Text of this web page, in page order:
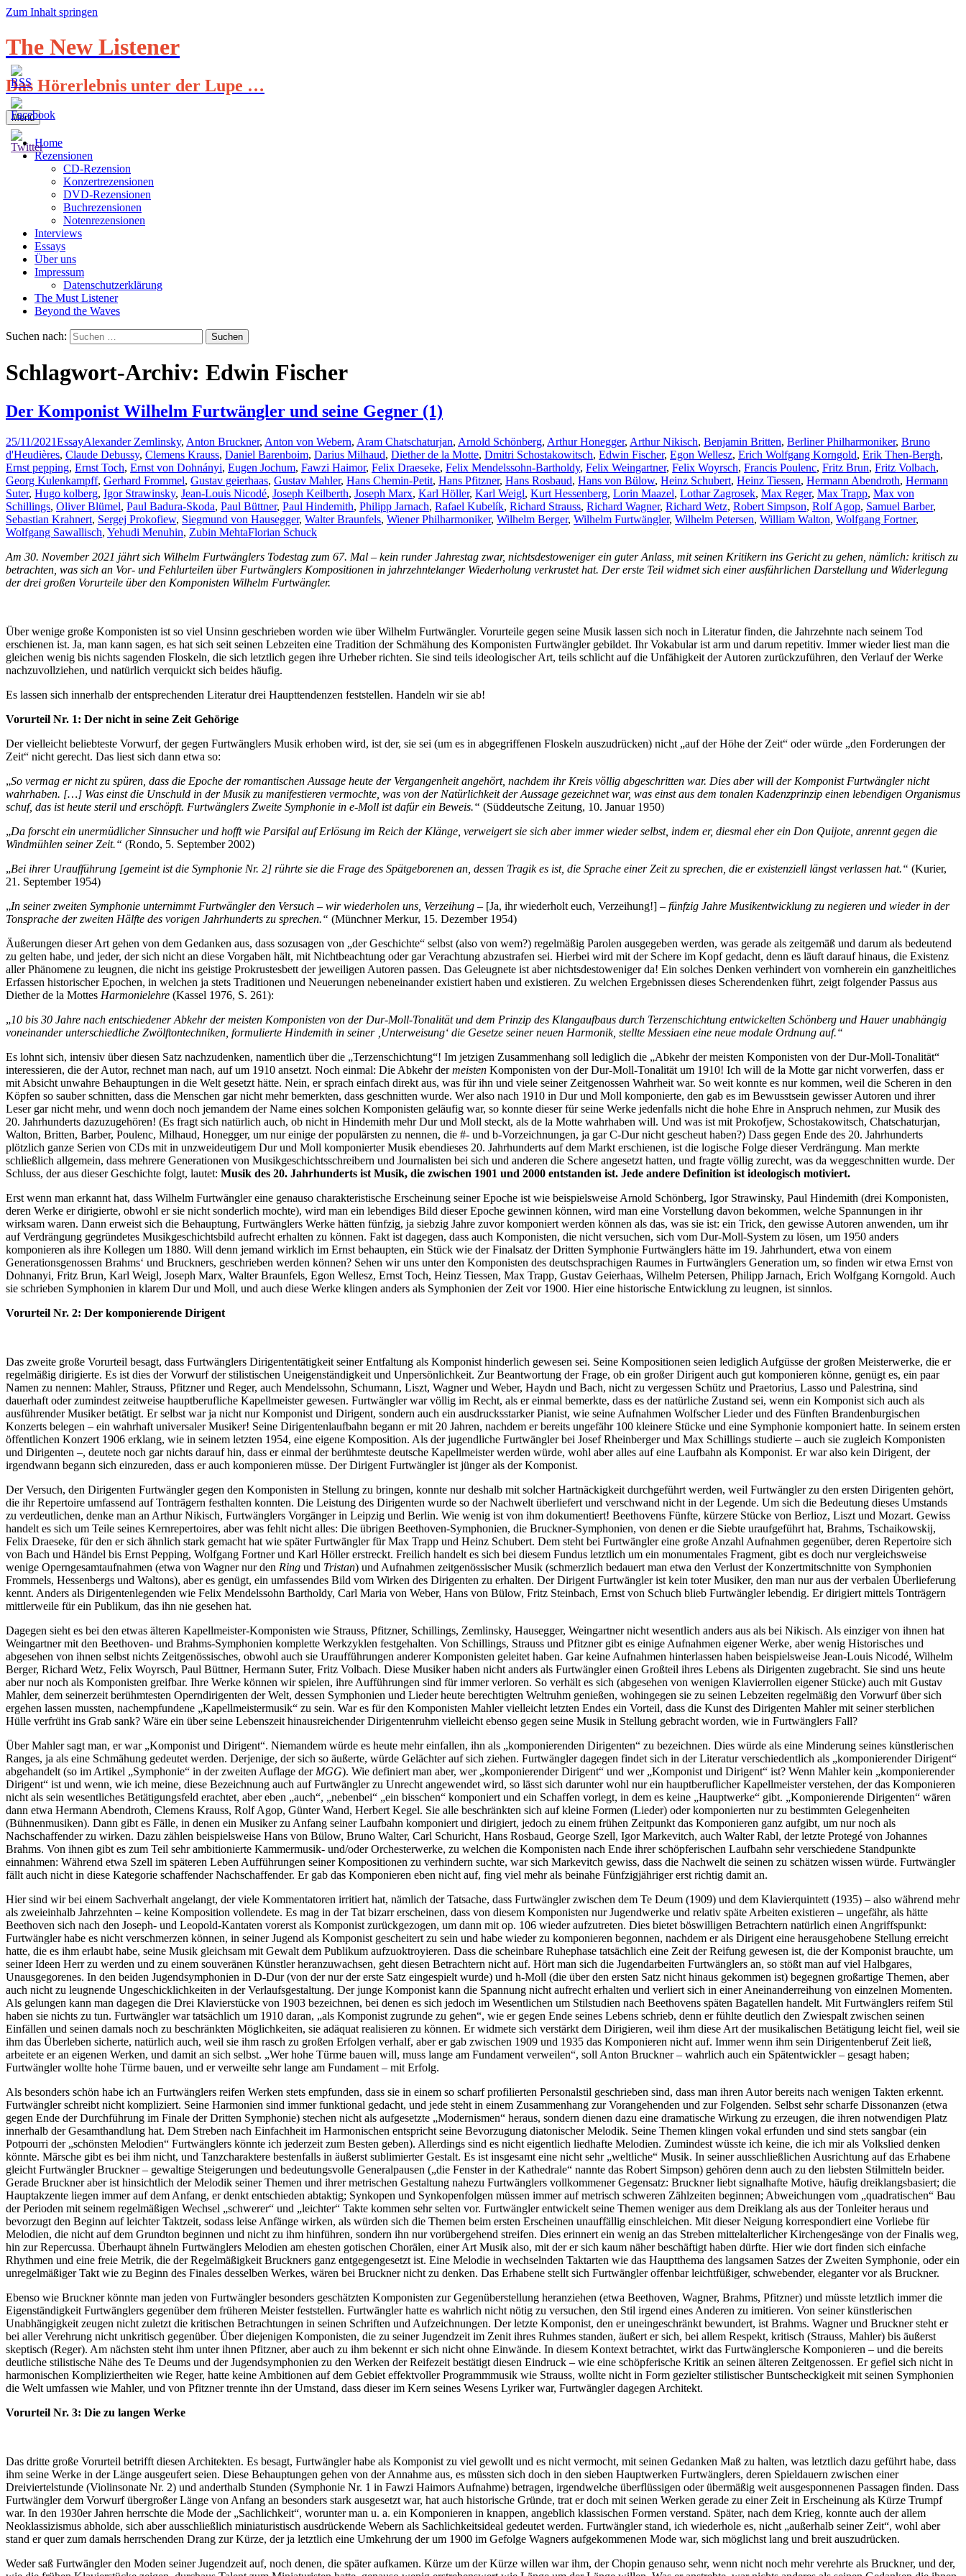
Zum Inhalt springen
The New Listener
Das Hörerlebnis unter der Lupe …
Menü
Home
Rezensionen
CD-Rezension
Konzertrezensionen
DVD-Rezensionen
Buchrezensionen
Notenrezensionen
Interviews
Essays
Über uns
Impressum
Datenschutzerklärung
The Must Listener
Beyond the Waves
Suchen nach:
Schlagwort-Archiv: Edwin Fischer
Der Komponist Wilhelm Furtwängler und seine Gegner (1)
25/11/2021EssayAlexander Zemlinsky, Anton Bruckner, Anton von Webern, Aram Chatschaturjan, Arnold Schönberg, Arthur Honegger, Arthur Nikisch, Benjamin Britten, Berliner Philharmoniker, Bruno
d'Heudières, Claude Debussy, Clemens Krauss, Daniel Barenboim, Darius Milhaud, Diether de la Motte, Dmitri Schostakowitsch, Edwin Fischer, Egon Wellesz, Erich Wolfgang Korngold, Erik Then-Bergh,
Ernst pepping, Ernst Toch, Ernst von Dohnányi, Eugen Jochum, Fawzi Haimor, Felix Draeseke, Felix Mendelssohn-Bartholdy, Felix Weingartner, Felix Woyrsch, Francis Poulenc, Fritz Brun, Fritz Volbach,
Georg Kulenkampff, Gerhard Frommel, Gustav geierhaas, Gustav Mahler, Hans Chemin-Petit, Hans Pfitzner, Hans Rosbaud, Hans von Bülow, Heinz Schubert, Heinz Tiessen, Hermann Abendroth, Hermann
Suter, Hugo kolberg, Igor Strawinsky, Jean-Louis Nicodé, Joseph Keilberth, Joseph Marx, Karl Höller, Karl Weigl, Kurt Hessenberg, Lorin Maazel, Lothar Zagrosek, Max Reger, Max Trapp, Max von
Schillings, Oliver Blümel, Paul Badura-Skoda, Paul Büttner, Paul Hindemith, Philipp Jarnach, Rafael Kubelík, Richard Strauss, Richard Wagner, Richard Wetz, Robert Simpson, Rolf Agop, Samuel Barber,
Sebastian Krahnert, Sergej Prokofiew, Siegmund von Hausegger, Walter Braunfels, Wiener Philharmoniker, Wilhelm Berger, Wilhelm Furtwängler, Wilhelm Petersen, William Walton, Wolfgang Fortner,
Wolfgang Sawallisch, Yehudi Menuhin, Zubin MehtaFlorian Schuck
Am 30. November 2021 jährt sich Wilhelm Furtwänglers Todestag zum 67. Mal – kein runder Jahrestag zwar, nichtsdestoweniger ein guter Anlass, mit seinen Kritikern ins Gericht zu gehen, nämlich: kritisch zu
betrachten, was sich an Vor- und Fehlurteilen über Furtwänglers Kompositionen in jahrzehntelanger Wiederholung verkrustet hat. Der erste Teil widmet sich einer ausführlichen Darstellung und Widerlegung
der drei großen Vorurteile über den Komponisten Wilhelm Furtwängler.
Über wenige große Komponisten ist so viel Unsinn geschrieben worden wie über Wilhelm Furtwängler. Vorurteile gegen seine Musik lassen sich noch in Literatur finden, die Jahrzehnte nach seinem Tod
erschienen ist. Ja, man kann sagen, es hat sich seit seinen Lebzeiten eine Tradition der Schmähung des Komponisten Furtwängler gebildet. Ihr Vokabular ist arm und darum repetitiv. Immer wieder liest man die
gleichen wenig bis nichts sagenden Floskeln, die sich letztlich gegen ihre Urheber richten. Sie sind teils ideologischer Art, teils schlicht auf die Unfähigkeit der Autoren zurückzuführen, den Verlauf der Werke
nachzuvollziehen, und natürlich verquickt sich beides häufig.
Es lassen sich innerhalb der entsprechenden Literatur drei Haupttendenzen feststellen. Handeln wir sie ab!
Vorurteil Nr. 1: Der nicht in seine Zeit Gehörige
Der vielleicht beliebteste Vorwurf, der gegen Furtwänglers Musik erhoben wird, ist der, sie sei (um es in abgegriffenen Floskeln auszudrücken) nicht „auf der Höhe der Zeit“ oder würde „den Forderungen der
Zeit“ nicht gerecht. Das liest sich dann etwa so:
„So vermag er nicht zu spüren, dass die Epoche der romantischen Aussage heute der Vergangenheit angehört, nachdem ihr Kreis völlig abgeschritten war. Dies aber will der Komponist Furtwängler nicht
wahrhaben. […] Was einst die Unschuld in der Musik zu manifestieren vermochte, was von der Natürlichkeit der Aussage gezeichnet war, was einst aus dem tonalen Kadenzprinzip einen lebendigen Organismus
schuf, das ist heute steril und erschöpft. Furtwänglers Zweite Symphonie in e-Moll ist dafür ein Beweis.“ (Süddeutsche Zeitung, 10. Januar 1950)
„Da forscht ein unermüdlicher Sinnsucher und hofft wie Parsifal auf Erlösung im Reich der Klänge, verweigert sie sich aber immer wieder selbst, indem er, diesmal eher ein Don Quijote, anrennt gegen die
Windmühlen seiner Zeit.“ (Rondo, 5. September 2002)
„Bei ihrer Uraufführung [gemeint ist die Symphonie Nr. 2] rührte sie die Frage des Spätgeborenen an, dessen Tragik es ist, die Sprache einer Zeit zu sprechen, die er existenziell längst verlassen hat.“ (Kurier,
21. September 1954)
„In seiner zweiten Symphonie unternimmt Furtwängler den Versuch – wir wiederholen uns, Verzeihung – [Ja, ihr wiederholt euch, Verzeihung!] – fünfzig Jahre Musikentwicklung zu negieren und wieder in der
Tonsprache der zweiten Hälfte des vorigen Jahrhunderts zu sprechen.“ (Münchner Merkur, 15. Dezember 1954)
Äußerungen dieser Art gehen von dem Gedanken aus, dass sozusagen von „der Geschichte“ selbst (also von wem?) regelmäßig Parolen ausgegeben werden, was gerade als zeitgemäß und darum als bedeutend
zu gelten habe, und jeder, der sich nicht an diese Vorgaben hält, mit Nichtbeachtung oder gar Verachtung abzustrafen sei. Hierbei wird mit der Schere im Kopf gedacht, denn es läuft darauf hinaus, die Existenz
aller Phänomene zu leugnen, die nicht ins geistige Prokrustesbett der jeweiligen Autoren passen. Das Geleugnete ist aber nichtsdestoweniger da! Ein solches Denken verhindert von vornherein ein ganzheitliches
Erfassen historischer Epochen, in welchen ja stets Traditionen und Neuerungen nebeneinander existiert haben und existieren. Zu welchen Ergebnissen dieses Scherendenken führt, zeigt folgender Passus aus
Diether de la Mottes Harmonielehre (Kassel 1976, S. 261):
„10 bis 30 Jahre nach entschiedener Abkehr der meisten Komponisten von der Dur-Moll-Tonalität und dem Prinzip des Klangaufbaus durch Terzenschichtung entwickelten Schönberg und Hauer unabhängig
voneinander unterschiedliche Zwölftontechniken, formulierte Hindemith in seiner ‚Unterweisung‘ die Gesetze seiner neuen Harmonik, stellte Messiaen eine neue modale Ordnung auf.“
Es lohnt sich, intensiv über diesen Satz nachzudenken, namentlich über die „Terzenschichtung“! Im jetzigen Zusammenhang soll lediglich die „Abkehr der meisten Komponisten von der Dur-Moll-Tonalität“
interessieren, die der Autor, rechnet man nach, auf um 1910 ansetzt. Noch einmal: Die Abkehr dermeisten Komponisten von der Dur-Moll-Tonalität um 1910! Ich will de la Motte gar nicht vorwerfen, dass er
mit Absicht unwahre Behauptungen in die Welt gesetzt hätte. Nein, er sprach einfach direkt aus, was für ihn und viele seiner Zeitgenossen Wahrheit war. So weit konnte es nur kommen, weil die Scheren in den
Köpfen so sauber schnitten, dass die Menschen gar nicht mehr bemerkten, dass geschnitten wurde. Wer also nach 1910 in Dur und Moll komponierte, den gab es im Bewusstsein gewisser Autoren und ihrer
Leser gar nicht mehr, und wenn doch noch jemandem der Name eines solchen Komponisten geläufig war, so konnte dieser für seine Werke jedenfalls nicht die hohe Ehre in Anspruch nehmen, zur Musik des
20. Jahrhunderts dazuzugehören! (Es fragt sich natürlich auch, ob nicht in Hindemith mehr Dur und Moll steckt, als de la Motte wahrhaben will. Und was ist mit Prokofjew, Schostakowitsch, Chatschaturjan,
Walton, Britten, Barber, Poulenc, Milhaud, Honegger, um nur einige der populärsten zu nennen, die #- und b-Vorzeichnungen, ja gar C-Dur nicht gescheut haben?) Dass gegen Ende des 20. Jahrhunderts
plötzlich ganze Serien von CDs mit in unzweideutigem Dur und Moll komponierter Musik ebendieses 20. Jahrhunderts auf dem Markt erschienen, ist die logische Folge dieser Verdrängung. Man merkte
schließlich allgemein, dass mehrere Generationen von Musikgeschichtsschreibern und Journalisten bei sich und anderen die Schere angesetzt hatten, und fragte völlig zurecht, was da weggeschnitten wurde. Der
Schluss, der aus dieser Geschichte folgt, lautet: Musik des 20. Jahrhunderts ist Musik, die zwischen 1901 und 2000 entstanden ist. Jede andere Definition ist ideologisch motiviert.
Erst wenn man erkannt hat, dass Wilhelm Furtwängler eine genauso charakteristische Erscheinung seiner Epoche ist wie beispielsweise Arnold Schönberg, Igor Strawinsky, Paul Hindemith (drei Komponisten,
deren Werke er dirigierte, obwohl er sie nicht sonderlich mochte), wird man ein lebendiges Bild dieser Epoche gewinnen können, wird man eine Vorstellung davon bekommen, welche Spannungen in ihr
wirksam waren. Dann erweist sich die Behauptung, Furtwänglers Werke hätten fünfzig, ja siebzig Jahre zuvor komponiert werden können als das, was sie ist: ein Trick, den gewisse Autoren anwenden, um ihr
auf Verdrängung gegründetes Musikgeschichtsbild aufrecht erhalten zu können. Fakt ist dagegen, dass auch Komponisten, die nicht versuchen, sich vom Dur-Moll-System zu lösen, um 1950 anders
komponieren als ihre Kollegen um 1880. Will denn jemand wirklich im Ernst behaupten, ein Stück wie der Finalsatz der Dritten Symphonie Furtwänglers hätte im 19. Jahrhundert, etwa von einem
Generationsgenossen Brahms‘ und Bruckners, geschrieben werden können? Sehen wir uns unter den Komponisten des deutschsprachigen Raumes in Furtwänglers Generation um, so finden wir etwa Ernst von
Dohnanyi, Fritz Brun, Karl Weigl, Joseph Marx, Walter Braunfels, Egon Wellesz, Ernst Toch, Heinz Tiessen, Max Trapp, Gustav Geierhaas, Wilhelm Petersen, Philipp Jarnach, Erich Wolfgang Korngold. Auch
sie schrieben Symphonien in klarem Dur und Moll, und auch diese Werke klingen anders als Symphonien der Zeit vor 1900. Hier eine historische Entwicklung zu leugnen, ist sinnlos.
Vorurteil Nr. 2: Der komponierende Dirigent
Das zweite große Vorurteil besagt, dass Furtwänglers Dirigententätigkeit seiner Entfaltung als Komponist hinderlich gewesen sei. Seine Kompositionen seien lediglich Aufgüsse der großen Meisterwerke, die er
regelmäßig dirigierte. Es ist dies der Vorwurf der stilistischen Uneigenständigkeit und Unpersönlichkeit. Zur Beantwortung der Frage, ob ein großer Dirigent auch gut komponieren könne, genügt es, ein paar
Namen zu nennen: Mahler, Strauss, Pfitzner und Reger, auch Mendelssohn, Schumann, Liszt, Wagner und Weber, Haydn und Bach, nicht zu vergessen Schütz und Praetorius, Lasso und Palestrina, sind
dauerhaft oder zumindest zeitweise hauptberufliche Kapellmeister gewesen. Furtwängler war völlig im Recht, als er einmal bemerkte, dass es der natürliche Zustand sei, wenn ein Komponist sich auch als
ausführender Musiker betätigt. Er selbst war ja nicht nur Komponist und Dirigent, sondern auch ein ausdrucksstarker Pianist, wie seine Aufnahmen Wolfscher Lieder und des Fünften Brandenburgischen
Konzerts belegen – ein wahrhaft universaler Musiker! Seine Dirigentenlaufbahn begann er mit 20 Jahren, nachdem er bereits ungefähr 100 kleinere Stücke und eine Symphonie komponiert hatte. In seinem ersten
öffentlichen Konzert 1906 erklang, wie in seinem letzten 1954, eine eigene Komposition. Als der jugendliche Furtwängler bei Josef Rheinberger und Max Schillings studierte – auch sie zugleich Komponisten
und Dirigenten –, deutete noch gar nichts darauf hin, dass er einmal der berühmteste deutsche Kapellmeister werden würde, wohl aber alles auf eine Laufbahn als Komponist. Er war also kein Dirigent, der
irgendwann begann sich einzureden, dass er auch komponieren müsse. Der Dirigent Furtwängler ist jünger als der Komponist.
Der Versuch, den Dirigenten Furtwängler gegen den Komponisten in Stellung zu bringen, konnte nur deshalb mit solcher Hartnäckigkeit durchgeführt werden, weil Furtwängler zu den ersten Dirigenten gehört,
die ihr Repertoire umfassend auf Tonträgern festhalten konnten. Die Leistung des Dirigenten wurde so der Nachwelt überliefert und verschwand nicht in der Legende. Um sich die Bedeutung dieses Umstands
zu verdeutlichen, denke man an Arthur Nikisch, Furtwänglers Vorgänger in Leipzig und Berlin. Wie wenig ist von ihm dokumentiert! Beethovens Fünfte, kürzere Stücke von Berlioz, Liszt und Mozart. Gewiss
handelt es sich um Teile seines Kernrepertoires, aber was fehlt nicht alles: Die übrigen Beethoven-Symphonien, die Bruckner-Symphonien, von denen er die Siebte uraufgeführt hat, Brahms, Tschaikowskij,
Felix Draeseke, für den er sich ähnlich stark gemacht hat wie später Furtwängler für Max Trapp und Heinz Schubert. Dem steht bei Furtwängler eine große Anzahl Aufnahmen gegenüber, deren Repertoire sich
von Bach und Händel bis Ernst Pepping, Wolfgang Fortner und Karl Höller erstreckt. Freilich handelt es sich bei diesem Fundus letztlich um ein monumentales Fragment, gibt es doch nur vergleichsweise
wenige Operngesamtaufnahmen (etwa von Wagner nur den Ring und Tristan) und Aufnahmen zeitgenössischer Musik (schmerzlich bedauert man etwa den Verlust der Konzertmitschnitte von Symphonien
Frommels, Hessenbergs und Waltons), aber es genügt, ein umfassendes Bild vom Wirken des Dirigenten zu erhalten. Der Dirigent Furtwängler ist kein toter Musiker, den man nur aus der verbalen Überlieferung
kennt. Anders als Dirigentenlegenden wie Felix Mendelssohn Bartholdy, Carl Maria von Weber, Hans von Bülow, Fritz Steinbach, Ernst von Schuch blieb Furtwängler lebendig. Er dirigiert mittels Tonträgern
mittlerweile für ein Publikum, das ihn nie gesehen hat.
Dagegen sieht es bei den etwas älteren Kapellmeister-Komponisten wie Strauss, Pfitzner, Schillings, Zemlinsky, Hausegger, Weingartner nicht wesentlich anders aus als bei Nikisch. Als einziger von ihnen hat
Weingartner mit den Beethoven- und Brahms-Symphonien komplette Werkzyklen festgehalten. Von Schillings, Strauss und Pfitzner gibt es einige Aufnahmen eigener Werke, aber wenig Historisches und
abgesehen von ihnen selbst nichts Zeitgenössisches, obwohl auch sie Uraufführungen anderer Komponisten geleitet haben. Gar keine Aufnahmen hinterlassen haben beispielsweise Jean-Louis Nicodé, Wilhelm
Berger, Richard Wetz, Felix Woyrsch, Paul Büttner, Hermann Suter, Fritz Volbach. Diese Musiker haben nicht anders als Furtwängler einen Großteil ihres Lebens als Dirigenten zugebracht. Sie sind uns heute
aber nur noch als Komponisten greifbar. Ihre Werke können wir spielen, ihre Aufführungen sind für immer verloren. So verhält es sich (abgesehen von wenigen Klavierrollen eigener Stücke) auch mit Gustav
Mahler, dem seinerzeit berühmtesten Operndirigenten der Welt, dessen Symphonien und Lieder heute berechtigten Weltruhm genießen, wohingegen sie zu seinen Lebzeiten regelmäßig den Vorwurf über sich
ergehen lassen mussten, nachempfundene „Kapellmeistermusik“ zu sein. War es für den Komponisten Mahler vielleicht letzten Endes ein Vorteil, dass die Kunst des Dirigenten Mahler mit seiner sterblichen
Hülle verfrüht ins Grab sank? Wäre ein über seine Lebenszeit hinausreichender Dirigentenruhm vielleicht ebenso gegen seine Musik in Stellung gebracht worden, wie in Furtwänglers Fall?
Über Mahler sagt man, er war „Komponist und Dirigent“. Niemandem würde es heute mehr einfallen, ihn als „komponierenden Dirigenten“ zu bezeichnen. Dies würde als eine Minderung seines künstlerischen
Ranges, ja als eine Schmähung gedeutet werden. Derjenige, der sich so äußerte, würde Gelächter auf sich ziehen. Furtwängler dagegen findet sich in der Literatur verschiedentlich als „komponierender Dirigent“
abgehandelt (so im Artikel „Symphonie“ in der zweiten Auflage der MGG). Wie definiert man aber, wer „komponierender Dirigent“ und wer „Komponist und Dirigent“ ist? Wenn Mahler kein „komponierender
Dirigent“ ist und wenn, wie ich meine, diese Bezeichnung auch auf Furtwängler zu Unrecht angewendet wird, so lässt sich darunter wohl nur ein hauptberuflicher Kapellmeister verstehen, der das Komponieren
nicht als sein wesentliches Betätigungsfeld erachtet, aber eben „auch“, „nebenbei“ „ein bisschen“ komponiert und ein Schaffen vorlegt, in dem es keine „Hauptwerke“ gibt. „Komponierende Dirigenten“ wären
dann etwa Hermann Abendroth, Clemens Krauss, Rolf Agop, Günter Wand, Herbert Kegel. Sie alle beschränkten sich auf kleine Formen (Lieder) oder komponierten nur zu bestimmten Gelegenheiten
(Bühnenmusiken). Dann gibt es Fälle, in denen ein Musiker zu Anfang seiner Laufbahn komponiert und dirigiert, jedoch zu einem frühen Zeitpunkt das Komponieren ganz aufgibt, um nur noch als
Nachschaffender zu wirken. Dazu zählen beispielsweise Hans von Bülow, Bruno Walter, Carl Schuricht, Hans Rosbaud, George Szell, Igor Markevitch, auch Walter Rabl, der letzte Protegé von Johannes
Brahms. Von ihnen gibt es zum Teil sehr ambitionierte Kammermusik- und/oder Orchesterwerke, zu welchen die Komponisten nach Ende ihrer schöpferischen Laufbahn sehr verschiedene Standpunkte
einnahmen: Während etwa Szell im späteren Leben Aufführungen seiner Kompositionen zu verhindern suchte, war sich Markevitch gewiss, dass die Nachwelt die seinen zu schätzen wissen würde. Furtwängler
fällt auch nicht in diese Kategorie schaffender Nachschaffender. Er gab das Komponieren eben nicht auf, fing viel mehr als beinahe Fünfzigjähriger erst richtig damit an.
Hier sind wir bei einem Sachverhalt angelangt, der viele Kommentatoren irritiert hat, nämlich der Tatsache, dass Furtwängler zwischen dem Te Deum (1909) und dem Klavierquintett (1935) – also während mehr
als zweieinhalb Jahrzehnten – keine Komposition vollendete. Es mag in der Tat bizarr erscheinen, dass von diesem Komponisten nur Jugendwerke und relativ späte Arbeiten existieren – ungefähr, als hätte
Beethoven sich nach den Joseph- und Leopold-Kantaten vorerst als Komponist zurückgezogen, um dann mit op. 106 wieder aufzutreten. Dies bietet böswilligen Betrachtern natürlich einen Angriffspunkt:
Furtwängler habe es nicht verschmerzen können, in seiner Jugend als Komponist gescheitert zu sein und habe wieder zu komponieren begonnen, nachdem er als Dirigent eine herausgehobene Stellung erreicht
hatte, die es ihm erlaubt habe, seine Musik gleichsam mit Gewalt dem Publikum aufzuoktroyieren. Dass die scheinbare Ruhephase tatsächlich eine Zeit der Reifung gewesen ist, die der Komponist brauchte, um
seiner Ideen Herr zu werden und zu einem souveränen Künstler heranzuwachsen, geht diesen Betrachtern nicht auf. Hört man sich die Jugendarbeiten Furtwänglers an, so stößt man auf viel Halbgares,
Unausgegorenes. In den beiden Jugendsymphonien in D-Dur (von der nur der erste Satz eingespielt wurde) und h-Moll (die über den ersten Satz nicht hinaus gekommen ist) begegnen großartige Themen, aber
auch nicht zu leugnende Ungeschicklichkeiten in der Verlaufsgestaltung. Der junge Komponist kann die Spannung nicht aufrecht erhalten und verliert sich in einer Aneinanderreihung von einzelnen Momenten.
Als gelungen kann man dagegen die Drei Klavierstücke von 1903 bezeichnen, bei denen es sich jedoch im Wesentlichen um Stilstudien nach Beethovens späten Bagatellen handelt. Mit Furtwänglers reifem Stil
haben sie nichts zu tun. Furtwängler war tatsächlich um 1910 daran, „als Komponist zugrunde zu gehen“, wie er gegen Ende seines Lebens schrieb, denn er fühlte deutlich den Zwiespalt zwischen seinen
Einfällen und seinen damals noch zu beschränkten Möglichkeiten, sie adäquat realisieren zu können. Er widmete sich verstärkt dem Dirigieren, weil ihm diese Art der musikalischen Betätigung leicht fiel, weil sie
ihm das Überleben sicherte, natürlich auch, weil sie ihm rasch zu großen Erfolgen verhalf, aber er gab zwischen 1909 und 1935 das Komponieren nicht auf. Immer wenn ihm sein Dirigentenberuf Zeit ließ,
arbeitete er an eigenen Werken, und damit an sich selbst. „Wer hohe Türme bauen will, muss lange am Fundament verweilen“, soll Anton Bruckner – wahrlich auch ein Spätentwickler – gesagt haben;
Furtwängler wollte hohe Türme bauen, und er verweilte sehr lange am Fundament – mit Erfolg.
Als besonders schön habe ich an Furtwänglers reifen Werken stets empfunden, dass sie in einem so scharf profilierten Personalstil geschrieben sind, dass man ihren Autor bereits nach wenigen Takten erkennt.
Furtwängler schreibt nicht kompliziert. Seine Harmonien sind immer funktional gedacht, und jede steht in einem Zusammenhang zur Vorangehenden und zur Folgenden. Selbst sehr scharfe Dissonanzen (etwa
gegen Ende der Durchführung im Finale der Dritten Symphonie) stechen nicht als aufgesetzte „Modernismen“ heraus, sondern dienen dazu eine dramatische Wirkung zu erzeugen, die ihren notwendigen Platz
innerhalb der Gesamthandlung hat. Dem Streben nach Einfachheit im Harmonischen entspricht seine Bevorzugung diatonischer Melodik. Seine Themen klingen vokal erfunden und sind stets sangbar (ein
Potpourri der „schönsten Melodien“ Furtwänglers könnte ich jederzeit zum Besten geben). Allerdings sind es nicht eigentlich liedhafte Melodien. Zumindest wüsste ich keine, die ich mir als Volkslied denken
könnte. Märsche gibt es bei ihm nicht, und Tanzcharaktere bestenfalls in äußerst sublimierter Gestalt. Es ist insgesamt eine nicht sehr „weltliche“ Musik. In seiner ausschließlichen Ausrichtung auf das Erhabene
gleicht Furtwängler Bruckner – gewaltige Steigerungen und bedeutungsvolle Generalpausen („die Fenster in der Kathedrale“ nannte das Robert Simpson) gehören denn auch zu den liebsten Stilmitteln beider.
Gerade Bruckner aber ist hinsichtlich der Melodik seiner Themen und ihrer metrischen Gestaltung nahezu Furtwänglers vollkommener Gegensatz: Bruckner liebt signalhafte Motive, häufig dreiklangsbasiert; die
Hauptakzente liegen immer auf dem Anfang, er denkt entschieden abtaktig; Synkopen und Synkopenfolgen müssen immer auf metrisch schweren Zählzeiten beginnen; Abweichungen vom „quadratischen“ Bau
der Perioden mit seinem regelmäßigen Wechsel „schwerer“ und „leichter“ Takte kommen sehr selten vor. Furtwängler entwickelt seine Themen weniger aus dem Dreiklang als aus der Tonleiter heraus und
bevorzugt den Beginn auf leichter Taktzeit, sodass leise Anfänge wirken, als würden sich die Themen beim ersten Erscheinen unauffällig einschleichen. Mit dieser Neigung korrespondiert eine Vorliebe für
Melodien, die nicht auf dem Grundton beginnen und nicht zu ihm hinführen, sondern ihn nur vorübergehend streifen. Dies erinnert ein wenig an das Streben mittelalterlicher Kirchengesänge von der Finalis weg,
hin zur Repercussa. Überhaupt ähneln Furtwänglers Melodien am ehesten gotischen Chorälen, einer Art Musik also, mit der er sich kaum näher beschäftigt haben dürfte. Hier wie dort finden sich einfache
Rhythmen und eine freie Metrik, die der Regelmäßigkeit Bruckners ganz entgegengesetzt ist. Eine Melodie in wechselnden Taktarten wie das Hauptthema des langsamen Satzes der Zweiten Symphonie, oder ein
unregelmäßiger Takt wie zu Beginn des Finales desselben Werkes, wären bei Bruckner nicht zu denken. Das Erhabene stellt sich Furtwängler offenbar leichtfüßiger, schwebender, eleganter vor als Bruckner.
Ebenso wie Bruckner könnte man jeden von Furtwängler besonders geschätzten Komponisten zur Gegenüberstellung heranziehen (etwa Beethoven, Wagner, Brahms, Pfitzner) und müsste letztlich immer die
Eigenständigkeit Furtwänglers gegenüber dem früheren Meister feststellen. Furtwängler hatte es wahrlich nicht nötig zu versuchen, den Stil irgend eines Anderen zu imitieren. Von seiner künstlerischen
Unabhängigkeit zeugen nicht zuletzt die kritischen Betrachtungen in seinen Schriften und Aufzeichnungen. Der letzte Komponist, den er uneingeschränkt bewundert, ist Brahms. Wagner und Bruckner steht er
bei aller Verehrung nicht unkritisch gegenüber. Über diejenigen Komponisten, die zu seiner Jugendzeit im Zenit ihres Ruhmes standen, äußert er sich, bei allem Respekt, kritisch (Strauss, Mahler) bis äußerst
skeptisch (Reger). Am nächsten steht ihm unter ihnen Pfitzner, aber auch zu ihm bekennt er sich nicht ohne Einwände. In diesem Kontext betrachtet, wirkt das Furtwänglersche Komponieren – und die bereits
deutliche stilistische Nähe des Te Deums und der Jugendsymphonien zu den Werken der Reifezeit bestätigt diesen Eindruck – wie eine schöpferische Kritik an seinen älteren Zeitgenossen. Er gefiel sich nicht in
harmonischen Kompliziertheiten wie Reger, hatte keine Ambitionen auf dem Gebiet effektvoller Programmmusik wie Strauss, wollte nicht in Form gezielter stilistischer Buntscheckigkeit mit seinen Symphonien
die Welt umfassen wie Mahler, und von Pfitzner trennte ihn der Umstand, dass dieser im Kern seines Wesens Lyriker war, Furtwängler dagegen Architekt.
Vorurteil Nr. 3: Die zu langen Werke
Das dritte große Vorurteil betrifft diesen Architekten. Es besagt, Furtwängler habe als Komponist zu viel gewollt und es nicht vermocht, mit seinen Gedanken Maß zu halten, was letztlich dazu geführt habe, dass
ihm seine Werke in der Länge ausgeufert seien. Diese Behauptungen gehen von der Annahme aus, es müssten sich doch in den sieben Hauptwerken Furtwänglers, deren Spieldauern zwischen einer
Dreiviertelstunde (Violinsonate Nr. 2) und anderthalb Stunden (Symphonie Nr. 1 in Fawzi Haimors Aufnahme) betragen, irgendwelche überflüssigen oder übermäßig weit ausgesponnenen Passagen finden. Dass
Furtwängler dem Vorwurf übergroßer Länge von Anfang an besonders stark ausgesetzt war, hat auch historische Gründe, trat er doch mit seinen Werken gerade zu einer Zeit in Erscheinung als Kürze Trumpf
war. In den 1930er Jahren herrschte die Mode der „Sachlichkeit“, worunter man u. a. ein Komponieren in knappen, angeblich klassischen Formen verstand. Später, nach dem Krieg, konnte auch der allem
Neoklassizismus abholde, sich aber ausschließlich miniaturistisch ausdrückende Webern als Sachlichkeitsideal gedeutet werden. Furtwängler stand, ich wiederhole es, nicht „außerhalb seiner Zeit“, wohl aber
stand er quer zum damals herrschenden Drang zur Kürze, der ja letztlich eine Umkehrung der um 1900 im Gefolge Wagners aufgekommenen Mode war, sich möglichst lang und breit auszudrücken.
Weder saß Furtwängler den Moden seiner Jugendzeit auf, noch denen, die später aufkamen. Kürze um der Kürze willen war ihm, der Chopin genauso sehr, wenn nicht noch mehr verehrte als Bruckner, und der,